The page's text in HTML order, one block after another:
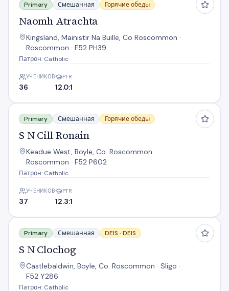
Primary Смешанная Горячие обеды
Naomh Atrachta
Kingsland, Mainistir Na Buille, Co Roscommon ·
Roscommon · F52 PH39
Патрон: Catholic
УЧЕНИКОВ
36
PTR
12.0:1
S N Cill Ronain
Primary Смешанная Горячие обеды
S N Cill Ronain
Keadue West, Boyle, Co. Roscommon ·
Roscommon · F52 P602
Патрон: Catholic
УЧЕНИКОВ
37
PTR
12.3:1
S N Clochog
Primary Смешанная DEIS · DEIS
S N Clochog
Castlebaldwin, Boyle, Co. Roscommon · Sligo ·
F52 Y286
Патрон: Catholic